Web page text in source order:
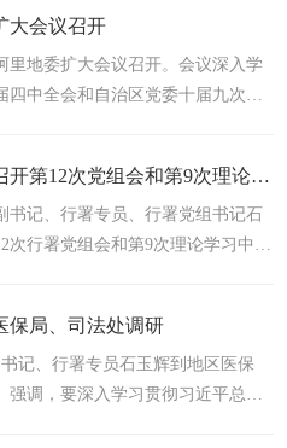
划拉萨市委副书记 ...
求，加强党组织建设、夯实基层基
阿里长治久安和高质量发展提供坚
11日至13日，地委副书记、行署专
大会议召开
里地委扩大会议召开。会议深入学
四中全会和自治区党委十届九次全
大事”聚力“四个创建”，系统谋划
的宏伟蓝图和行动纲领，进一步凝
，努力把阿里建设成为雪域高原
阿里地区行署召开第12次党组会和第9次理论学习中心组集体学习会
书记、行署专员、行署党组书记石
次行署党组会和第9次理论学习中心
风廉政建设、意识形态工作情况汇
系统有关工作。12月10日，地委副
行署党组书记石玉辉主持召开第12
保局、司法处调研
记、行署专员石玉辉到地区医保
强调，要深入学习贯彻习近平总书